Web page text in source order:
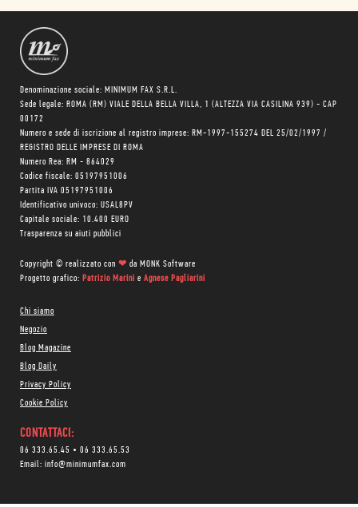
Denominazione sociale: MINIMUM FAX S.R.L.
Sede legale: ROMA (RM) VIALE DELLA BELLA VILLA, 1 (ALTEZZA VIA CASILINA 939) - CAP
00172
Numero e sede di iscrizione al registro imprese: RM-1997-155274 DEL 25/02/1997 /
REGISTRO DELLE IMPRESE DI ROMA
Numero Rea: RM - 864029
Codice fiscale: 05197951006
Partita IVA 05197951006
Identificativo univoco: USAL8PV
Capitale sociale: 10.400 EURO
Trasparenza su aiuti pubblici
Copyright © realizzato con ❤ da MONK Software
Progetto grafico: Patrizio Marini e Agnese Pagliarini
Chi siamo
Negozio
Blog Magazine
Blog Daily
Privacy Policy
Cookie Policy
CONTATTACI:
06 333.65.45 • 06 333.65.53
Email: info@minimumfax.com